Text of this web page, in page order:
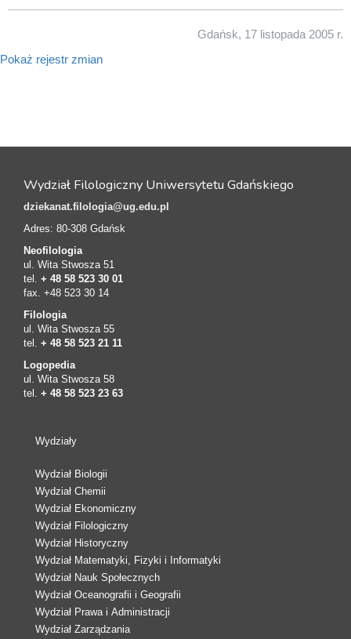
Gdańsk, 17 listopada 2005 r.
Pokaż rejestr zmian
Wydział Filologiczny Uniwersytetu Gdańskiego
dziekanat.filologia@ug.edu.pl
Adres: 80-308 Gdańsk
Neofilologia
ul. Wita Stwosza 51
tel. + 48 58 523 30 01
fax. +48 523 30 14
Filologia
ul. Wita Stwosza 55
tel. + 48 58 523 21 11
Logopedia
ul. Wita Stwosza 58
tel. + 48 58 523 23 63
Wydziały
Wydział Biologii
Wydział Chemii
Wydział Ekonomiczny
Wydział Filologiczny
Wydział Historyczny
Wydział Matematyki, Fizyki i Informatyki
Wydział Nauk Społecznych
Wydział Oceanografii i Geografii
Wydział Prawa i Administracji
Wydział Zarządzania